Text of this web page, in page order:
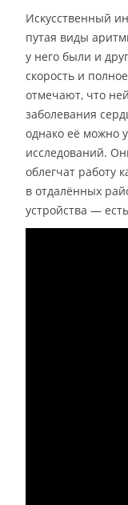
Искусственный
путая виды
у него были и
скорость и
отмечают, что
заболевания
однако её можно
исследований.
облегчат работу
в отдалённых
устройства —